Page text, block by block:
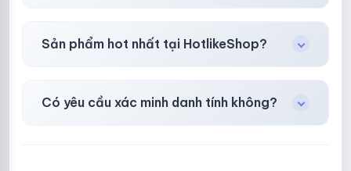
các ví điện tử phổ biến.
Sản phẩm hot nhất tại HotlikeShop?
Có yêu cầu xác minh danh tính không?